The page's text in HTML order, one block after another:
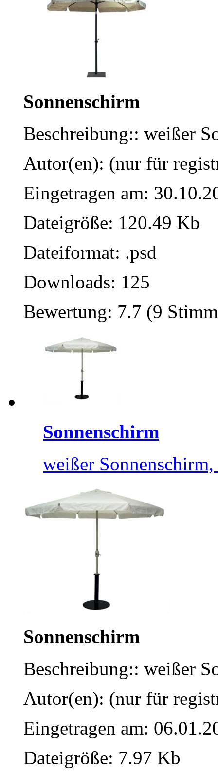
Sonnenschirm
Beschreibung:: weißer
Autor(en): (nur für
Eingetragen am:
Dateigröße: 120.49 Kb
Dateiformat: .psd
Downloads: 125
Bewertung: 7.7 (9
Sonnenschirm
weißer
Sonnenschirm
Beschreibung:: weißer
Autor(en): (nur für
Eingetragen am:
Dateigröße: 7.97 Kb